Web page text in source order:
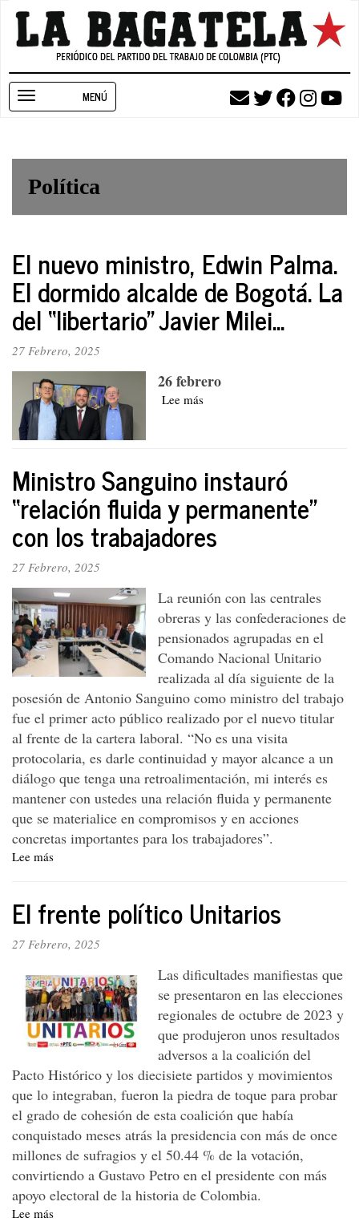
Pasar
contenido
navigation
Política
El nuevo ministro, Edwin Palma.
El dormido alcalde de Bogotá. La
del “libertario” Javier Milei...
27 Febrero, 2025
26 febrero
Lee más
Palma.
dormido
alcalde
de
del
“libertario”
Javier
Milei...
Ministro Sanguino instauró
“relación fluida y permanente”
con los trabajadores
27 Febrero, 2025
La reunión con las centrales
obreras y las confederaciones de
pensionados agrupadas en el
Comando Nacional Unitario
realizada al día siguiente de la
posesión de Antonio Sanguino como ministro del trabajo
fue el primer acto público realizado por el nuevo titular
al frente de la cartera laboral. “No es una visita
protocolaria, es darle continuidad y mayor alcance a un
diálogo que tenga una retroalimentación, mi interés es
mantener con ustedes una relación fluida y permanente
que se materialice en compromisos y en acciones
concretas importantes para los trabajadores”.
Lee más
instauró
“relación
fluida
permanente”
con
los
trabajadores
El frente político Unitarios
27 Febrero, 2025
Las dificultades manifiestas que
se presentaron en las elecciones
regionales de octubre de 2023 y
que produjeron unos resultados
adversos a la coalición del
Pacto Histórico y los diecisiete partidos y movimientos
que lo integraban, fueron la piedra de toque para probar
el grado de cohesión de esta coalición que había
conquistado meses atrás la presidencia con más de once
millones de sufragios y el 50.44 % de la votación,
convirtiendo a Gustavo Petro en el presidente con más
apoyo electoral de la historia de Colombia.
Lee más